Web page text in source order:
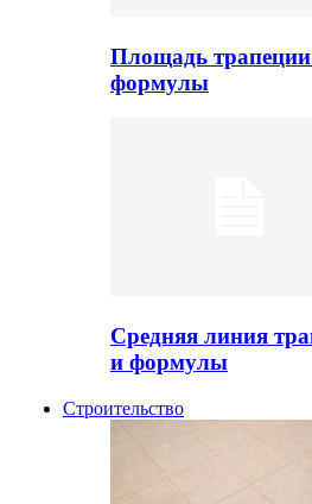
Площадь
формулы
Средняя линия
и формулы
Строительство